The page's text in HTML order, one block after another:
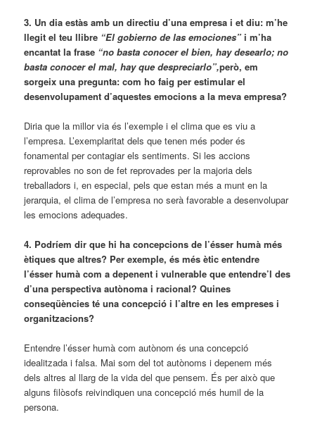
3. Un dia estàs amb un directiu d’una empresa i et diu: m’he
llegit el teu llibre “El gobierno de las emociones”i m’ha
encantat la frase “no basta conocer el bien, hay desearlo; no
basta conocer el mal, hay que despreciarlo”,però, em
sorgeix una pregunta: com ho faig per estimular el
desenvolupament d’aquestes emocions a la meva empresa?
Diria que la millor via és l’exemple i el clima que es viu a
l’empresa. L’exemplaritat dels que tenen més poder és
fonamental per contagiar els sentiments. Si les accions
reprovables no son de fet reprovades per la majoria dels
treballadors i, en especial, pels que estan més a munt en la
jerarquia, el clima de l’empresa no serà favorable a desenvolupar
les emocions adequades.
4. Podríem dir que hi ha concepcions de l’ésser humà més
ètiques que altres? Per exemple, és més ètic entendre
l’ésser humà com a depenent i vulnerable que entendre’l des
d’una perspectiva autònoma i racional? Quines
conseqüències té una concepció i l’altre en les empreses i
organitzacions?
Entendre l’ésser humà com autònom és una concepció
idealitzada i falsa. Mai som del tot autònoms i depenem més
dels altres al llarg de la vida del que pensem. És per això que
alguns filòsofs reivindiquen una concepció més humil de la
persona.